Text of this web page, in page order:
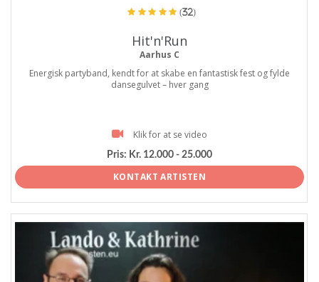
(32)
Hit'n'Run
Aarhus C
Energisk partyband, kendt for at skabe en fantastisk fest og fylde
dansegulvet – hver gang
Klik for at se video
Pris: Kr. 12.000 - 25.000
KONTAKT ARTISTEN